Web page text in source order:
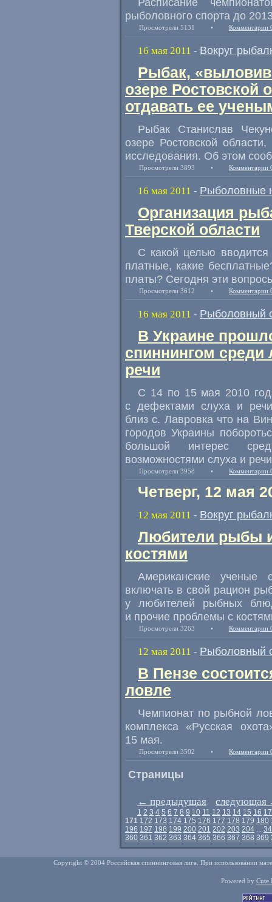
рыболовного спорта до
Просмотрели 5131 • Комментарии
16 мая 2011 - Вокруг
Рыбак,
озере Ростовской
отдавать ее
Рыбак Станислав
озере Ростовской
исследования. Об этом
Просмотрели 3893 • Комментарии
16 мая 2011 - Рыболовные
Организация
Тверской области
С какой целью
платные, какие
платы? Сегодня эти
Просмотрели 3612 • Комментарии
16 мая 2011 - Рыболовный
В Украине
спиннингом
речи
С 14 по 15 мая 2010
с дефектами слуха и
близ с. Лавровка что на
городов Украины
большой интерес
возможностями слуха и
Просмотрели 3958 • Комментарии
Четверг, 12 мая
12 мая 2011 - Вокруг
Любители рыбы
костями
Американские ученые
включать в свой рацион
у любителей рыбных
и прочие проблемы с
Просмотрели 3263 • Комментарии
12 мая 2011 - Рыболовный
В Пензе
ловле
Чемпионат по рыбной
комплекса «Русская
15 мая.
Просмотрели 3502 • Комментарии
Страницы
← предыдущая следующая
1 2 3 4 5 6 7 8 9 10 11 12 13 14 15 16 17
171 172 173 174 175 176 177 178 179 180
196 197 198 199 200 201 202 203 204 ...
360 361 362 363 364 365 366 367 368 369
Copyright © 2004 Российская спиннинговая лига. При использовании
Powered by Cute